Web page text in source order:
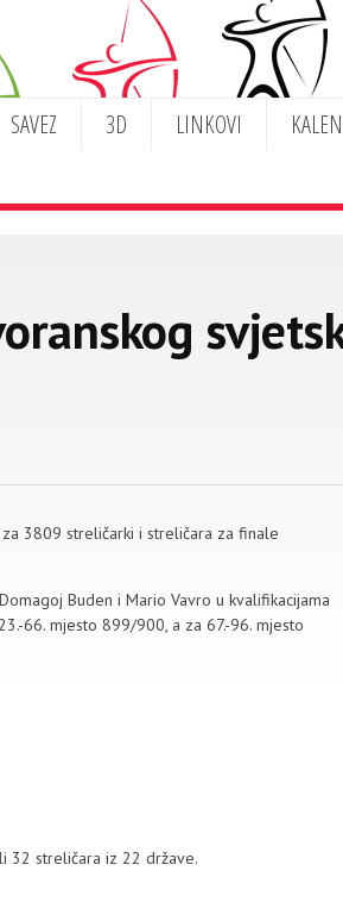
SAVEZ 3D LINKOVI
3809 streličarki i streličara za finale
Buden i Mario Vavro u kvalifikacijama
66. mjesto 899/900, a za 67.-96. mjesto
32 streličara iz 22 države.